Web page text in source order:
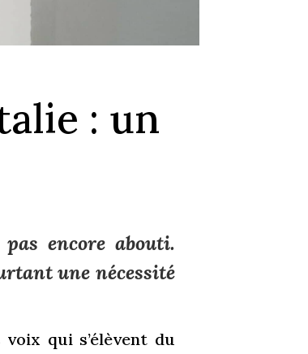
: un
encore abouti.
une nécessité
qui s’élèvent du